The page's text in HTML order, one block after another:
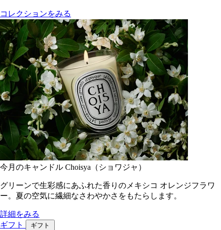
コレクションをみる
今月のキャンドル Choisya（ショワジャ）
グリーンで生彩感にあふれた香りのメキシコ オレンジフラワ
ー。夏の空気に繊細なさわやかさをもたらします。
詳細をみる
ギフト
ギフト